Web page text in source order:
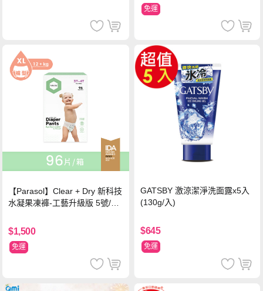
免運
【Parasol】Clear + Dry 新科技
水凝果凍褲-工藝升級版 5號/XL
$1,500
免運
GATSBY 激涼潔淨洗面露x5入
(130g/入)
$645
免運